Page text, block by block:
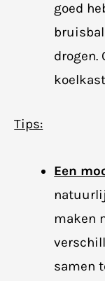
goed
drogen.
Tips:
Een
maken
samen